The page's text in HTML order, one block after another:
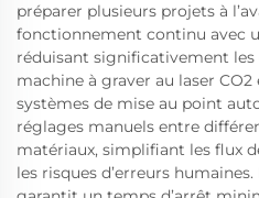
préparer plusieurs projets à
fonctionnement continu avec
réduisant significativement
machine à graver au laser
systèmes de mise au point
réglages manuels entre
matériaux, simplifiant les flux
les risques d’erreurs